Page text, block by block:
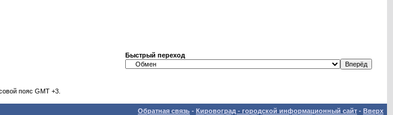
Быстрый переход
пояс GMT +3.
Обратная связь - Кировоград - городской информационный сайт - Вверх